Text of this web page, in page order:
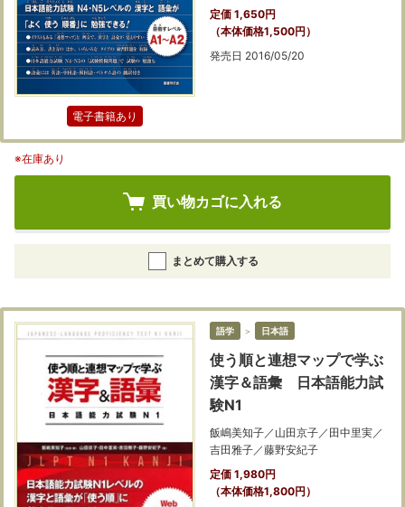
電子書籍あり
定価 1,650円
（本体価格1,500円）
発売日 2016/05/20
※在庫あり
買い物カゴに入れる
まとめて購入する
語学 ＞ 日本語
使う順と連想マップで学ぶ
漢字＆語彙 日本語能力試
験N1
飯嶋美知子／山田京子／田中里実／
吉田雅子／藤野安紀子
定価 1,980円
（本体価格1,800円）